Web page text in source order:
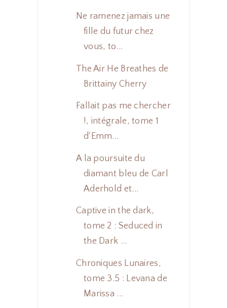
Ne ramenez jamais une
fille du futur chez
vous, to...
The Air He Breathes de
Brittainy Cherry
Fallait pas me chercher
!, intégrale, tome 1
d'Emm...
A la poursuite du
diamant bleu de Carl
Aderhold et...
Captive in the dark,
tome 2 : Seduced in
the Dark ...
Chroniques Lunaires,
tome 3.5 : Levana de
Marissa ...